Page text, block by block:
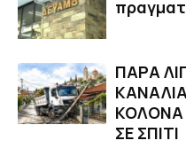
ΠΑΡΑ
ΚΟΛΟΝΑ
ΣΕ ΣΠΙΤΙ